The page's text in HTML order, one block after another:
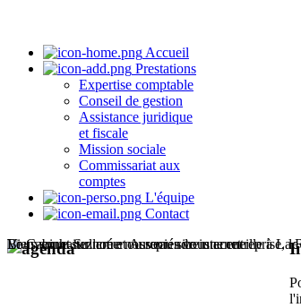
Accueil
Prestations
Expertise comptable
Conseil de gestion
Assistance juridique
et fiscale
Mission sociale
Commissariat aux
comptes
L'équipe
Contact
Le Cabinet Sullam et Associés vous accueille à La
Bienvenue sur notre nouveau site internet
Vous souhaitez créer ou reprendre une entreprise,